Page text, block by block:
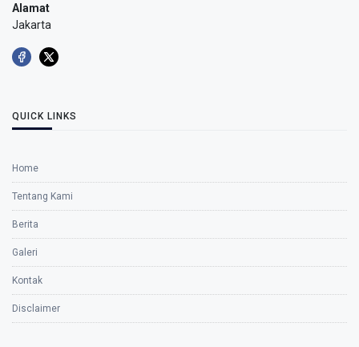
Alamat
Jakarta
QUICK LINKS
Home
Tentang Kami
Berita
Galeri
Kontak
Disclaimer